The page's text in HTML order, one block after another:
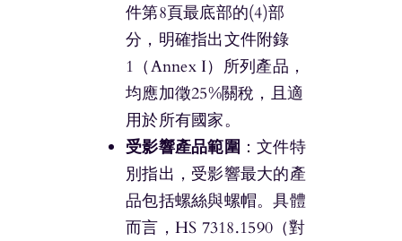
件第8頁最底部的(4)部
分，明確指出文件附錄
1（Annex I）所列產品，
均應加徵25%關稅，且適
用於所有國家。
受影響產品範圍 ：文件特
別指出，受影響最大的產
品包括螺絲與螺帽。具體
而言，HS 7318.1590（對